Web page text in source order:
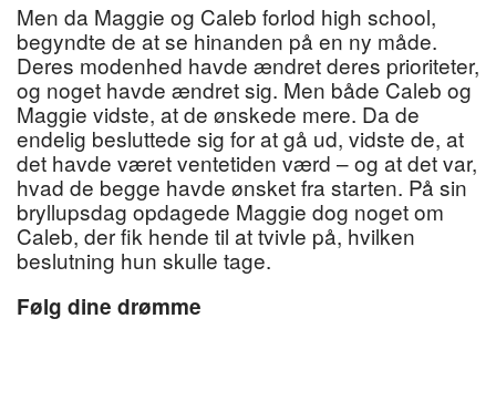
Men da Maggie og Caleb forlod high school,
begyndte de at se hinanden på en ny måde.
Deres modenhed havde ændret deres prioriteter,
og noget havde ændret sig. Men både Caleb og
Maggie vidste, at de ønskede mere. Da de
endelig besluttede sig for at gå ud, vidste de, at
det havde været ventetiden værd – og at det var,
hvad de begge havde ønsket fra starten. På sin
bryllupsdag opdagede Maggie dog noget om
Caleb, der fik hende til at tvivle på, hvilken
beslutning hun skulle tage.
Følg dine drømme